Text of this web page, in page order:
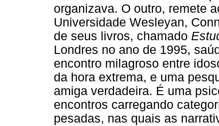
organizava. O outro, remete
Universidade Wesleyan,
de seus livros, chamado
Londres no ano de 1995,
encontro milagroso entre
da hora extrema, e uma
amiga verdadeira. É uma
encontros carregando
pesadas, nas quais as